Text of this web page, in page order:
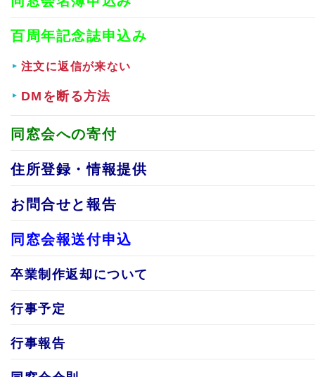
百周年記念誌申込み
注文に返信が来ない
DMを断る方法
同窓会への寄付
住所登録・情報提供
お問合せと報告
同窓会報送付申込
卒業制作返却について
行事予定
行事報告